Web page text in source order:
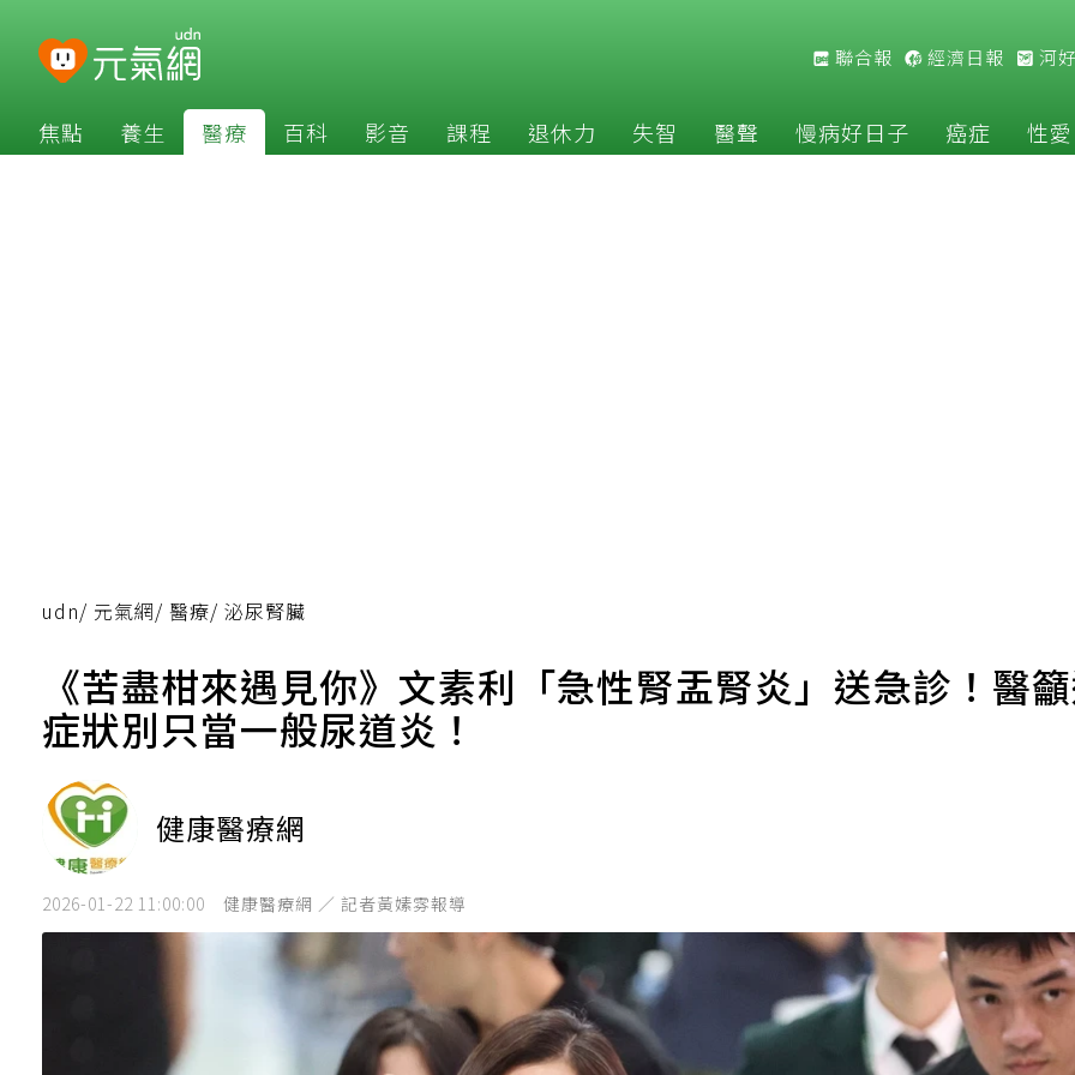
聯合報 經濟日報 河
焦點 養生 醫療 百科 影音 課程 退休力 失智 醫聲 慢病好日子 癌症 性愛
udn/ 元氣網/ 醫療/ 泌尿腎臟
《苦盡柑來遇見你》文素利「急性腎盂腎炎」送急診！醫
症狀別只當一般尿道炎！
健康醫療網
2026-01-22 11:00:00 健康醫療網 ／ 記者黃嫊雰報導